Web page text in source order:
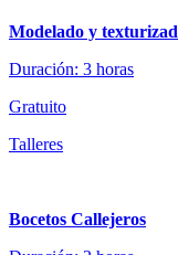
Modelado y
Duración: 3 horas
Gratuito
Talleres
Bocetos Callejeros